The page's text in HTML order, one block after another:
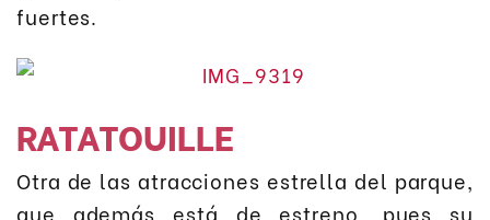
fuertes.
RATATOUILLE
Otra de las atracciones estrella del parque,
que además está de estreno, pues su